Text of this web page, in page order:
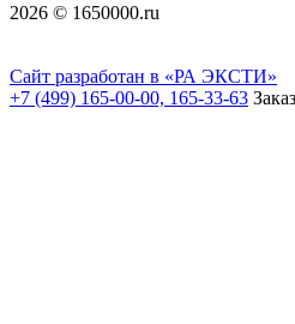
2026 © 1650000.ru
Сайт разработан в «РА ЭКСТИ»
+7 (499) 165-00-00, 165-33-63